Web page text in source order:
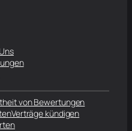
von Bewertungen
Verträge kündigen